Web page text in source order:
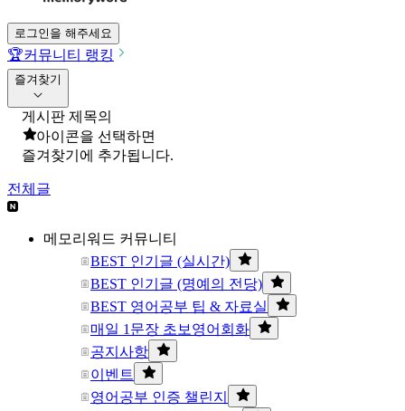
로그인을 해주세요
🏆커뮤니티 랭킹
즐겨찾기
게시판 제목의
아이콘을 선택하면
즐겨찾기에 추가됩니다.
전체글
메모리워드 커뮤니티
BEST 인기글 (실시간)
BEST 인기글 (명예의 전당)
BEST 영어공부 팁 & 자료실
매일 1문장 초보영어회화
공지사항
이벤트
영어공부 인증 챌린지